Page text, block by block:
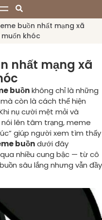
buồn nhất mạng xã
muốn khóc
nhất mạng xã
buồnkhông chỉ là những
còn là cách thể hiện
nụ cười mệt mỏi và
lên tâm trạng, meme
giúp người xem tìm thấy
buồndưới đây
nhiều cung bậc — từ cô
sâu lắng nhưng vẫn đầy